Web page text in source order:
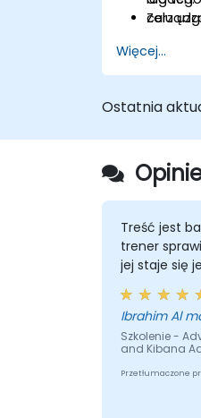
celu
Więcej...
Ostatnia
Treść jest
trener
jej staje się
Szkolenie -
and Kibana
Przetłumaczone